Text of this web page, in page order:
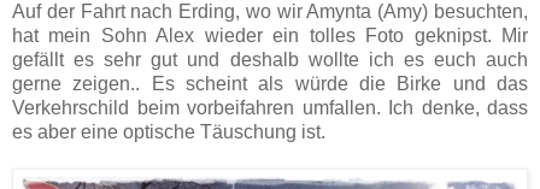
Auf der Fahrt nach Erding, wo wir Amynta (Amy) besuchten,
hat mein Sohn Alex wieder ein tolles Foto geknipst. Mir
gefällt es sehr gut und deshalb wollte ich es euch auch
gerne zeigen.. Es scheint als würde die Birke und das
Verkehrschild beim vorbeifahren umfallen. Ich denke, dass
es aber eine optische Täuschung ist.